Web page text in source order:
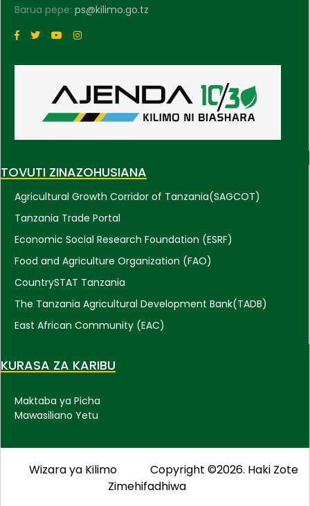
Barua pepe: ps@kilimo.go.tz
TOVUTI ZINAZOHUSIANA
Agricultural Growth Corridor of Tanzania(SAGCOT)
Tanzania Trade Portal
Economic Social Research Foundation (ESRF)
Food and Agriculture Organization (FAO)
CountrySTAT Tanzania
The Tanzania Agricultural Development Bank(TADB)
East African Community (EAC)
KURASA ZA KARIBU
Maktaba ya Picha
Mawasiliano Yetu
Wizara ya Kilimo
Copyright ©2026. Haki Zote
Zimehifadhiwa